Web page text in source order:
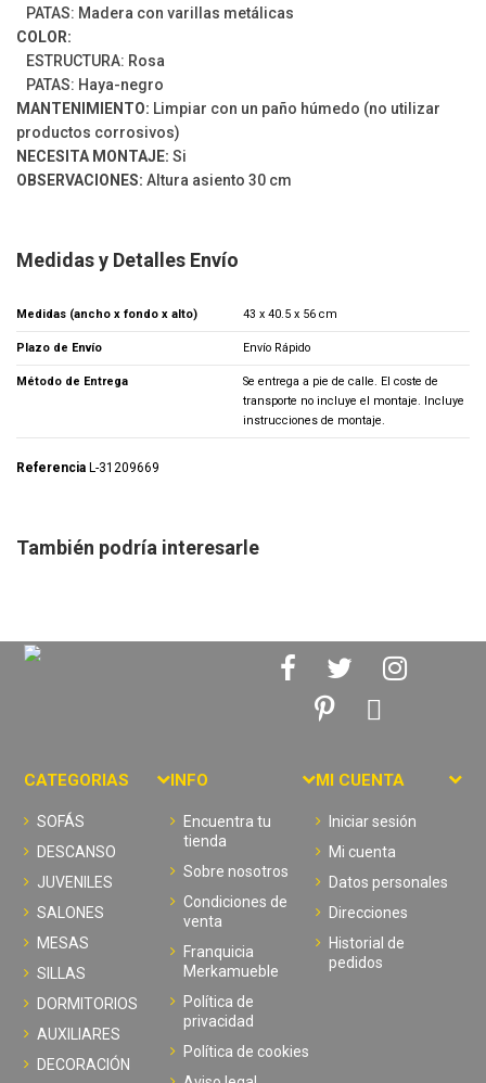
PATAS: Madera con varillas metálicas
COLOR:
ESTRUCTURA: Rosa
PATAS: Haya-negro
MANTENIMIENTO: Limpiar con un paño húmedo (no utilizar
productos corrosivos)
NECESITA MONTAJE: Si
OBSERVACIONES: Altura asiento 30 cm
Medidas y Detalles Envío
Medidas (ancho x fondo x alto) 43 x 40.5 x 56 cm
Plazo de Envío Envío Rápido
Método de Entrega
Se entrega a pie de calle. El coste de
transporte no incluye el montaje. Incluye
instrucciones de montaje.
Referencia L-31209669
También podría interesarle
CATEGORIAS
SOFÁS
DESCANSO
JUVENILES
SALONES
MESAS
SILLAS
DORMITORIOS
AUXILIARES
DECORACIÓN
INFO
Encuentra tu
tienda
Sobre nosotros
Condiciones de
venta
Franquicia
Merkamueble
Política de
privacidad
Política de cookies
MI CUENTA
Iniciar sesión
Mi cuenta
Datos personales
Direcciones
Historial de
pedidos